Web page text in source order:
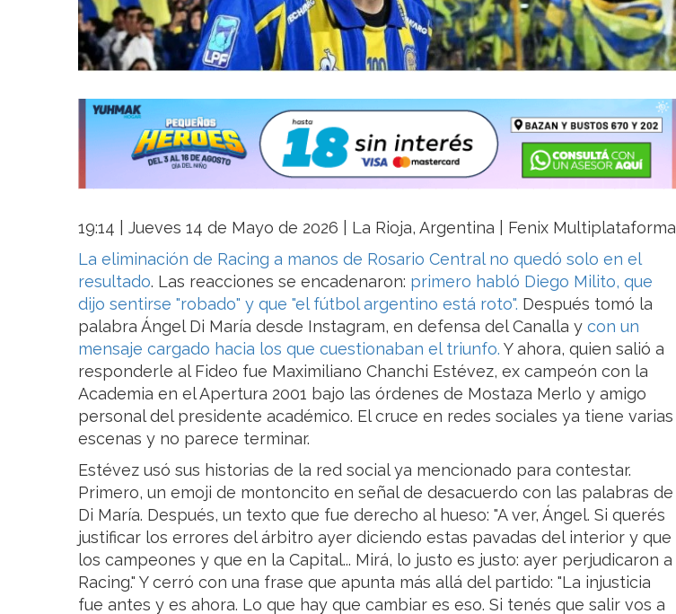
19:14 | Jueves 14 de Mayo de 2026 | La Rioja, Argentina | Fenix Multiplataforma
La eliminación de Racing a manos de Rosario Central no quedó solo en el
resultado. Las reacciones se encadenaron: primero habló Diego Milito, que
dijo sentirse "robado" y que "el fútbol argentino está roto". Después tomó la
palabra Ángel Di María desde Instagram, en defensa del Canalla y con un
mensaje cargado hacia los que cuestionaban el triunfo. Y ahora, quien salió a
responderle al Fideo fue Maximiliano Chanchi Estévez, ex campeón con la
Academia en el Apertura 2001 bajo las órdenes de Mostaza Merlo y amigo
personal del presidente académico. El cruce en redes sociales ya tiene varias
escenas y no parece terminar.
Estévez usó sus historias de la red social ya mencionado para contestar.
Primero, un emoji de montoncito en señal de desacuerdo con las palabras de
Di María. Después, un texto que fue derecho al hueso: "A ver, Ángel. Si querés
justificar los errores del árbitro ayer diciendo estas pavadas del interior y que
los campeones y que en la Capital... Mirá, lo justo es justo: ayer perjudicaron a
Racing." Y cerró con una frase que apunta más allá del partido: "La injusticia
fue antes y es ahora. Lo que hay que cambiar es eso. Si tenés que salir vos a